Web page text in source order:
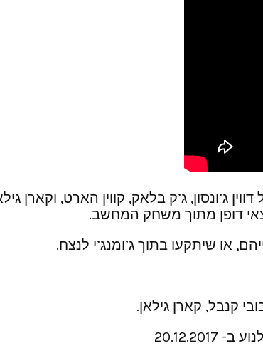
ג’ונסון, ג’ק בלאק, קווין הארט,
דופן מתוך משחק המחשב.
או שיתקעו בתוך ג’ומנג’י לנצח.
קנבל, קארן גילאן.